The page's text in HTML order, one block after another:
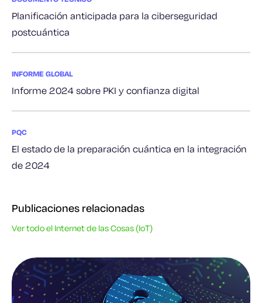
Planificación anticipada para la ciberseguridad
postcuántica
INFORME GLOBAL
Informe 2024 sobre PKI y confianza digital
PQC
El estado de la preparación cuántica en la integración
de 2024
Publicaciones relacionadas
Ver todo el Internet de las Cosas (IoT)